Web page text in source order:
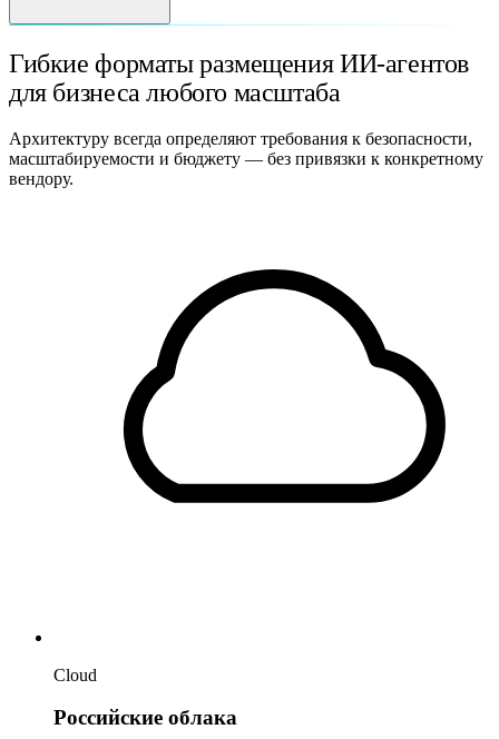
Гибкие форматы размещения ИИ-агентов
для бизнеса любого масштаба
Архитектуру всегда определяют требования к безопасности,
масштабируемости и бюджету — без привязки к конкретному
вендору.
Cloud
Российские облака